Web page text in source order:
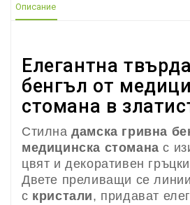
Описание
Елегантна
бенгъл от
стомана в
Стилнадамска гривна
медицинска стомана с
цвят и декоративен
Двете преливащи се
с кристали, придават